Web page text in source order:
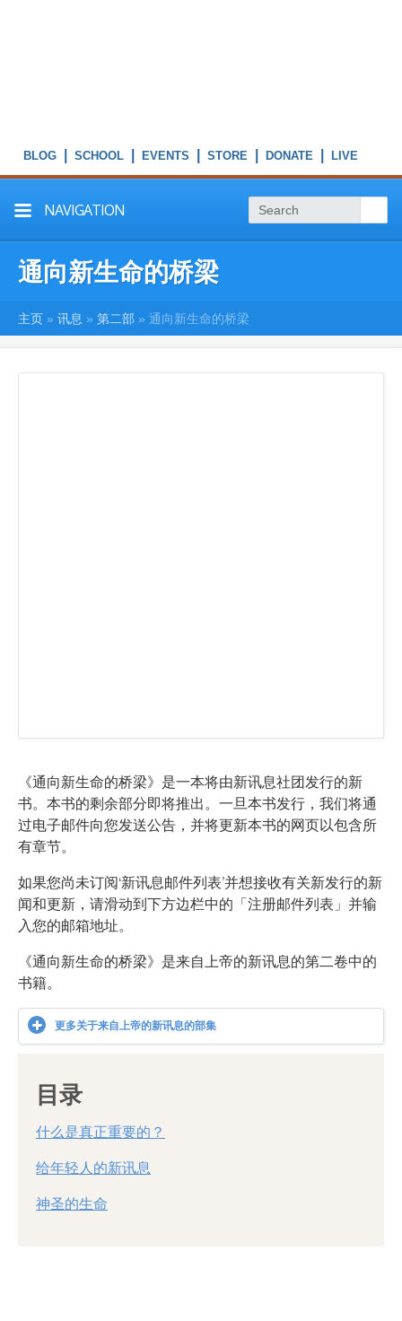
NAVIGATION
通向新生命的桥梁
主页 » 讯息 » 第二部 » 通向新生命的桥梁
《通向新生命的桥梁》是一本将由新讯息社团发行的新
书。本书的剩余部分即将推出。一旦本书发行，我们将通
过电子邮件向您发送公告，并将更新本书的网页以包含所
有章节。
如果您尚未订阅‘新讯息邮件列表’并想接收有关新发行的新
闻和更新，请滑动到下方边栏中的「注册邮件列表」并输
入您的邮箱地址。
《通向新生命的桥梁》是来自上帝的新讯息的第二卷中的
书籍。
更多关于来自上帝的新讯息的部集
目录
什么是真正重要的？
给年轻人的新讯息
神圣的生命